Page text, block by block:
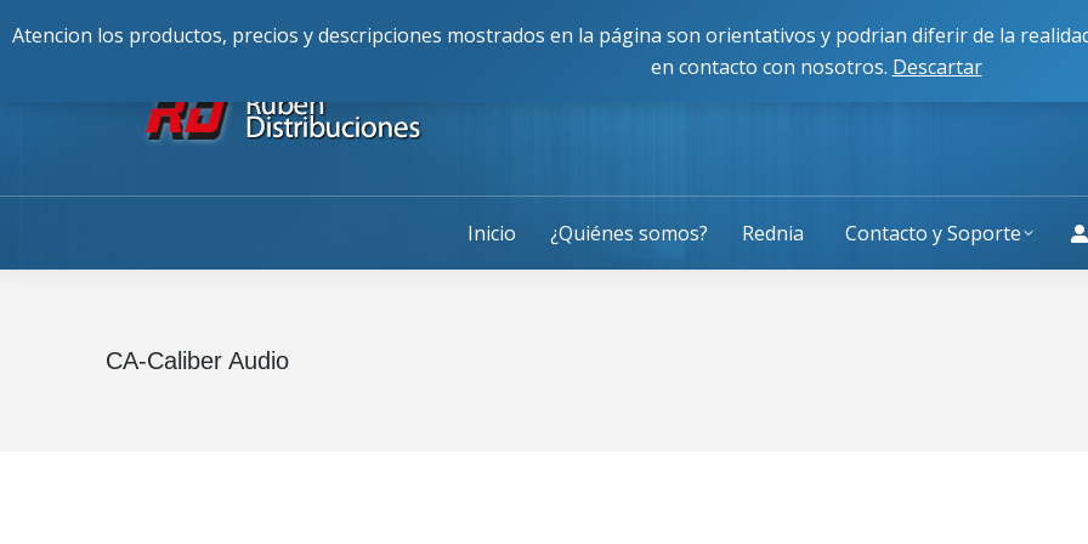
Inicio ¿Quiénes somos? Rednia Contacto y Soporte
CA-Caliber Audio
Atencion los productos, precios y descripciones mostrados en la página son orientativos y podrian diferir de la
en contacto con nosotros. Descartar